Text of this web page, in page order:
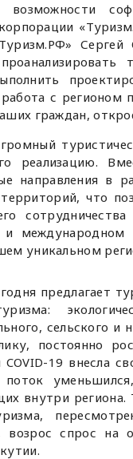
возможности
Сергей
с регионом
граждан,
реализацию.
направления в
что
и
уникальном
предлагает
сельского
постоянно
19 внесла
поток
внутри
возрос спрос на